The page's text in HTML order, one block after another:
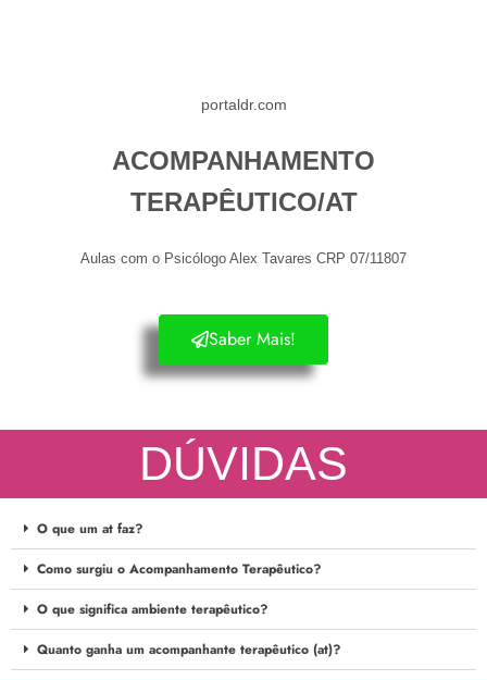
portaldr.com
ACOMPANHAMENTO
TERAPÊUTICO/AT
Aulas com o Psicólogo Alex Tavares CRP 07/11807
Saber Mais!
DÚVIDAS
O que um at faz?
Como surgiu o Acompanhamento Terapêutico?
O que significa ambiente terapêutico?
Quanto ganha um acompanhante terapêutico (at)?